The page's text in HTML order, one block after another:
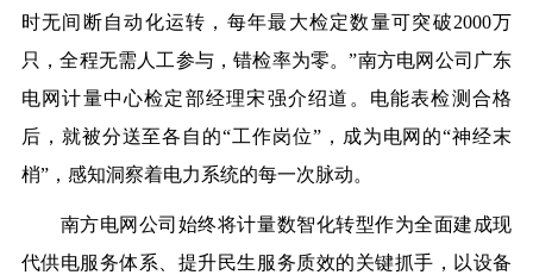
时无间断自动化运转， 每年最大检定数量可突破2000万
只 ，全程无需人工参与，错检率为零。”南方电网公司广东
电网计量中心检定部经理宋强介绍道 。 电能表检测合格
后，就被分送至各自的“工作岗位”，成为电网的“神经末
梢”，感知洞察着电力系统的每一次脉动。
南方电网公司始终将计量数智化转型作为全面建成现
代供电服务体系、提升民生服务质效的关键抓手，以设备